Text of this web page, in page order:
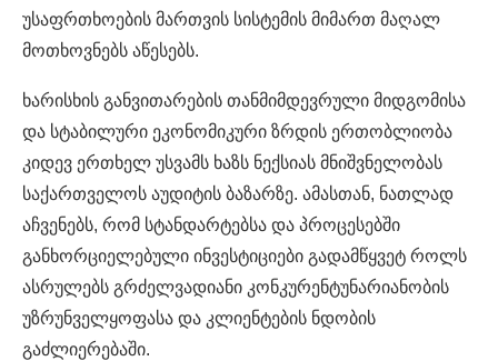
უსაფრთხოების მართვის სისტემის მიმართ მაღალ
მოთხოვნებს აწესებს.
ხარისხის განვითარების თანმიმდევრული მიდგომისა
და სტაბილური ეკონომიკური ზრდის ერთობლიობა
კიდევ ერთხელ უსვამს ხაზს ნექსიას მნიშვნელობას
საქართველოს აუდიტის ბაზარზე. ამასთან, ნათლად
აჩვენებს, რომ სტანდარტებსა და პროცესებში
განხორციელებული ინვესტიციები გადამწყვეტ როლს
ასრულებს გრძელვადიანი კონკურენტუნარიანობის
უზრუნველყოფასა და კლიენტების ნდობის
გაძლიერებაში.